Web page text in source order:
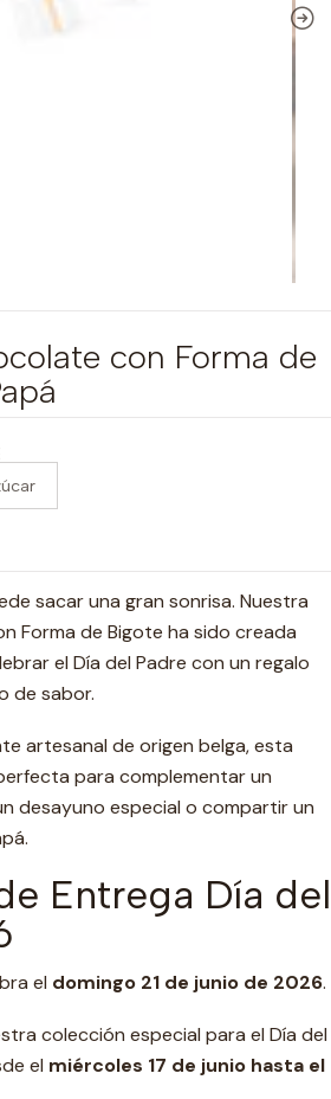
con Forma de
sacar una gran sonrisa. Nuestra
Forma de Bigote ha sido creada
el Día del Padre con un regalo
de sabor.
artesanal de origen belga, esta
para complementar un
desayuno especial o compartir un
Entrega Día del
el domingo 21 de junio de 2026.
colección especial para el Día del
el miércoles 17 de junio hasta el